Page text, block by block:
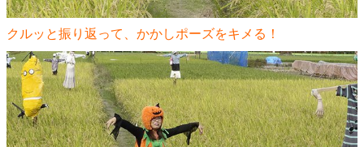
クルッと振り返って、かかしポーズをキメる！